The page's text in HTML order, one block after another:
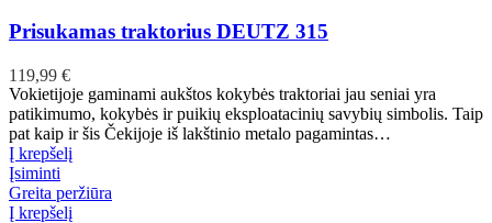
Prisukamas traktorius DEUTZ 315
119,99 €
Vokietijoje gaminami aukštos kokybės traktoriai jau seniai yra
patikimumo, kokybės ir puikių eksploatacinių savybių simbolis. Taip
pat kaip ir šis Čekijoje iš lakštinio metalo pagamintas…
Į krepšelį
Įsiminti
Greita peržiūra
Į krepšelį